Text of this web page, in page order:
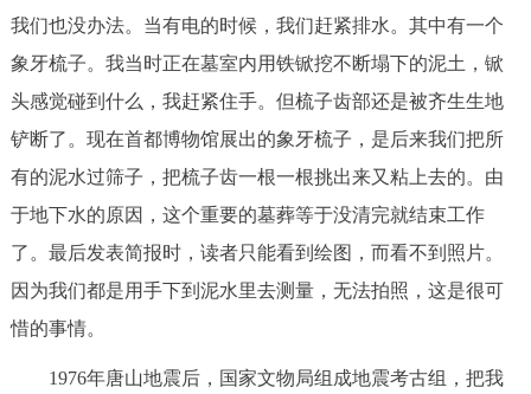
我们也没办法。当有电的时候，我们赶紧排水。其中有一个
象牙梳子。我当时正在墓室内用铁锨挖不断塌下的泥土，锨
头感觉碰到什么，我赶紧住手。但梳子齿部还是被齐生生地
铲断了。现在首都博物馆展出的象牙梳子，是后来我们把所
有的泥水过筛子，把梳子齿一根一根挑出来又粘上去的。由
于地下水的原因，这个重要的墓葬等于没清完就结束工作
了。最后发表简报时，读者只能看到绘图，而看不到照片。
因为我们都是用手下到泥水里去测量，无法拍照，这是很可
惜的事情。
1976年唐山地震后，国家文物局组成地震考古组，把我